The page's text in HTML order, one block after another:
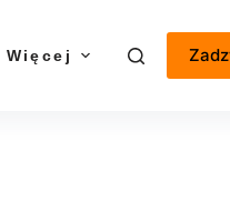
Więcej